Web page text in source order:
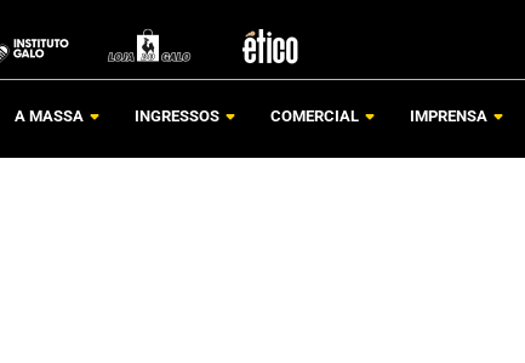
A MASSA INGRESSOS COMERCIAL IMPRENSA